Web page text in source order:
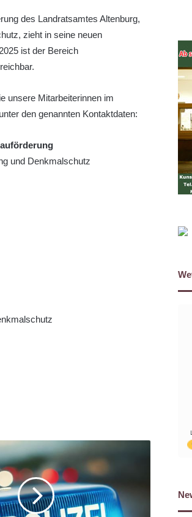
des Landratsamtes Altenburg,
zieht in seine neuen
ist der Bereich
unsere Mitarbeiterinnen im
den genannten Kontaktdaten:
und Denkmalschutz